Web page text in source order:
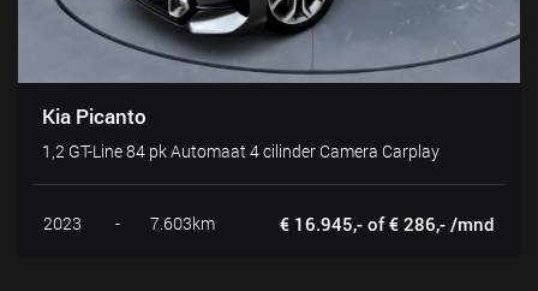
Kia Picanto
1,2 GT-Line 84 pk Automaat 4 cilinder Camera Carplay
2023 - 7.603km € 16.945,- of € 286,- /mnd